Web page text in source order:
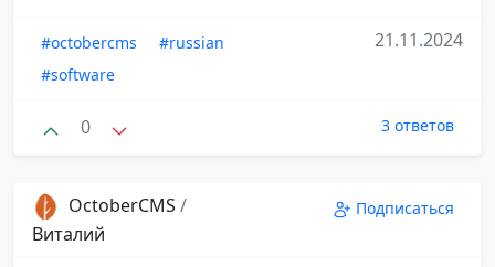
#octobercms
#russian
#software
21.11.2024
0 3 ответов
OctoberCMS /
Виталий
Подписаться